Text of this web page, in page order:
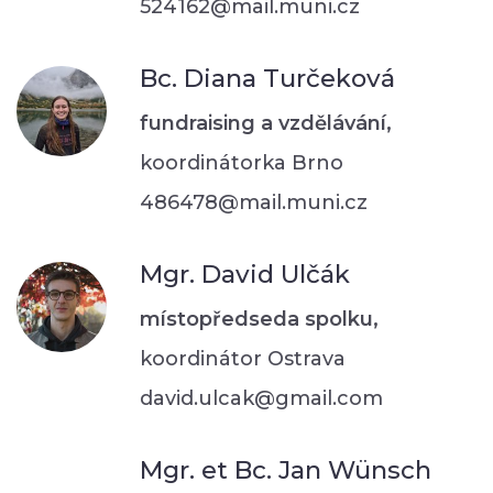
524162@mail.muni.cz
Bc. Diana Turčeková
fundraising a vzdělávání,
koordinátorka Brno
486478@mail.muni.cz
Mgr. David Ulčák
místopředseda spolku,
koordinátor Ostrava
david.ulcak@gmail.com
Mgr. et Bc. Jan Wünsch